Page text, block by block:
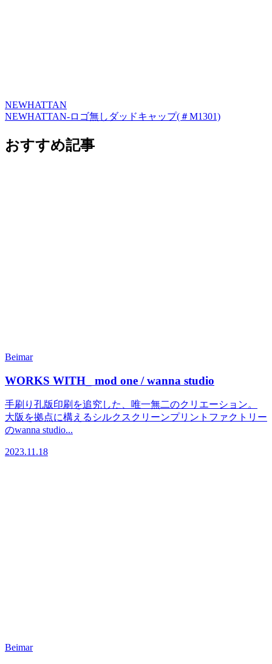
NEWHATTAN
NEWHATTAN-ロゴ無しダッドキャップ(＃M1301)
おすすめ記事
Beimar
WORKS WITH_ mod one / wanna studio
手刷り孔版印刷を追究した、唯一無二のクリエーション。
大阪を拠点に構えるシルクスクリーンプリントファクトリー
のwanna studio...
2023.11.18
Beimar